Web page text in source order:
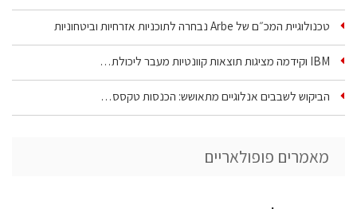
טכנולוגיית המכ״ם של Arbe נבחרה לתוכניות אזרחיות וביטחוניות
IBM וקידמה מציגות תוצאות קוונטיות מעבר ליכולת…
הביקוש לשבבים אנלוגיים מתאושש: הכנסות טקסס…
מאמרים פופולאריים